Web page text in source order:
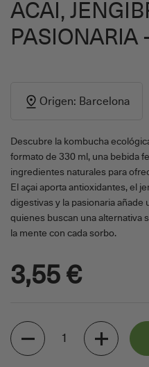
ACAI,
PASIONARIA
Origen: Barcelona
Descubre la kombucha
formato de 330 ml, una bebida
ingredientes naturales para
El açai aporta antioxidantes, el
digestivas y la pasionaria añade
quienes buscan una alternativa
la mente con cada sorbo.
3,55 €
Cantidad